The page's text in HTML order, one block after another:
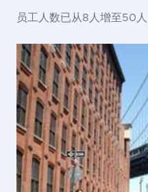
员工人数已从8人增至50人